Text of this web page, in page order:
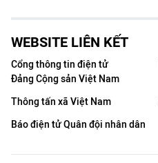
WEBSITE LIÊN KẾT
Cổng thông tin điện tử
Đảng Cộng sản Việt Nam
Thông tấn xã Việt Nam
Báo điện tử Quân đội nhân dân